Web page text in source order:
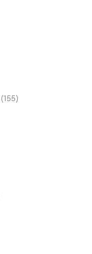
(155)